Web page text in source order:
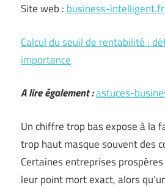
Site web : business-intelligent.fr
Calcul du seuil de rentabilité :
importance
A lire également :astuces-
Un chiffre trop bas expose à la
trop haut masque souvent des
Certaines entreprises
leur point mort exact, alors